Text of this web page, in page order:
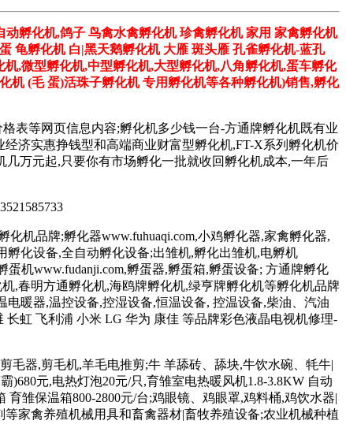
孵化机,鸽子 鸟禽水禽孵化机 珍禽孵化机 家用 家禽孵化机
龟孵化机 白|黑天鹅孵化机 大雁 斑头雁 孔雀孵化机-蓝孔
,微型孵化机,中型孵化机,大型孵化机,八角孵化机,蛋车孵化
机 (毛 蛋)活珠子孵化机 专用孵化机等各种孵化机)销售,孵化
表等网页信息内容;孵化机多少钱一台-方通牌孵化机既有业
济实惠挣钱型和高端商业财富型孵化机,FT-X系列孵化机价
几万元起,只要你有市场孵化一批就收回孵化机成本,一年后
机品牌;孵化器www.fuhuaqi.com,小鸡孵化器,家禽孵化器,
孵化设备,全自动孵化设备;出雏机,孵化出雏机,电孵机
机www.fudanji.com,孵蛋器,孵蛋箱,孵蛋设备; 方通牌孵化
,春明方通孵化机,海鸥牌孵化机,绿亨牌孵化机等孵化机品牌
电暖器,温控设备,控湿设备,恒温设备, 控温设备,柴油、汽油
虹 飞利浦 小米 LG 华为 康佳 等品牌彩色液晶电视机修理-
毛器,剪毛机,羊毛电推剪;牛 羊舔砖、舔块,牛饮水碗、牦牛|
)680元,电热灯泡20元/只,育雏室电热暖风机1.8-3.8KW 自动
雏保温箱800-2800元/台;鸡眼镜、鸡眼罩,鸡料桶,鸡饮水器|
家禽养殖机械用具和畜禽器材|畜牧养殖设备;农业机械种植